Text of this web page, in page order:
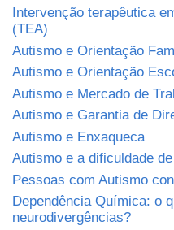
Intervenção terapêutica
(TEA)
Autismo e Orientação
Autismo e Orientação
Autismo e Mercado de
Autismo e Garantia de
Autismo e Enxaqueca
Autismo e a dificuldade
Pessoas com Autismo
Dependência Química: o
neurodivergências?